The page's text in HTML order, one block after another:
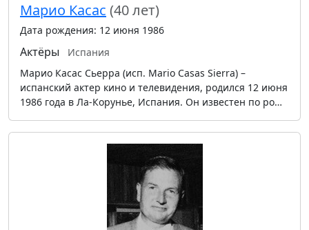
Марио Касас (40 лет)
Дата рождения: 12 июня 1986
Актёры
Испания
Марио Касас Сьерра (исп. Mario Casas Sierra) –
испанский актер кино и телевидения, родился 12 июня
1986 года в Ла-Корунье, Испания. Он известен по ро…